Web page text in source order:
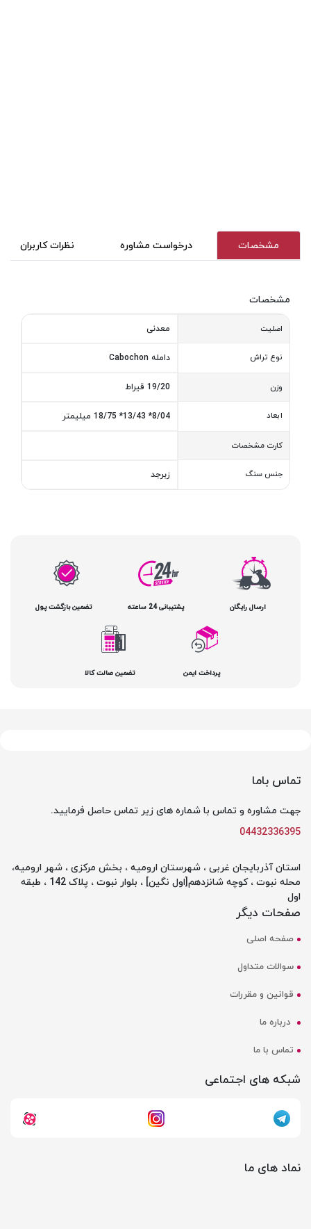
مشخصات درخواست مشاوره نظرات کاربران
مشخصات
اصلیت معدنی
نوع تراش دامله Cabochon
وزن 19/20 قیراط
ابعاد 8/04* 13/43* 18/75 میلیمتر
کارت مشخصات
جنس سنگ زبرجد
ارسال رایگان پشتیبانی 24 ساعته تضمین بازگشت پول
پرداخت ایمن تضمین صالت کالا
تماس باما
جهت مشاوره و تماس با شماره های زیر تماس حاصل فرمایید.
04432336395
استان آذربایجان غربی ، شهرستان ارومیه ، بخش مرکزی ، شهر ارومیه،
محله نبوت ، کوچه شانزدهم[اول نگین] ، بلوار نبوت ، پلاک 142 ، طبقه
اول
صفحات دیگر
صفحه اصلی
سوالات متداول
قوانین و مقررات
درباره ما
تماس با ما
شبکه های اجتماعی
نماد های ما